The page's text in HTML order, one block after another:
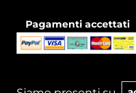
Pagamenti accettati